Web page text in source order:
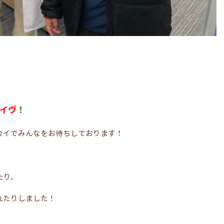
ヴ ！
でみんなをお待ちしております！
、
りしました！